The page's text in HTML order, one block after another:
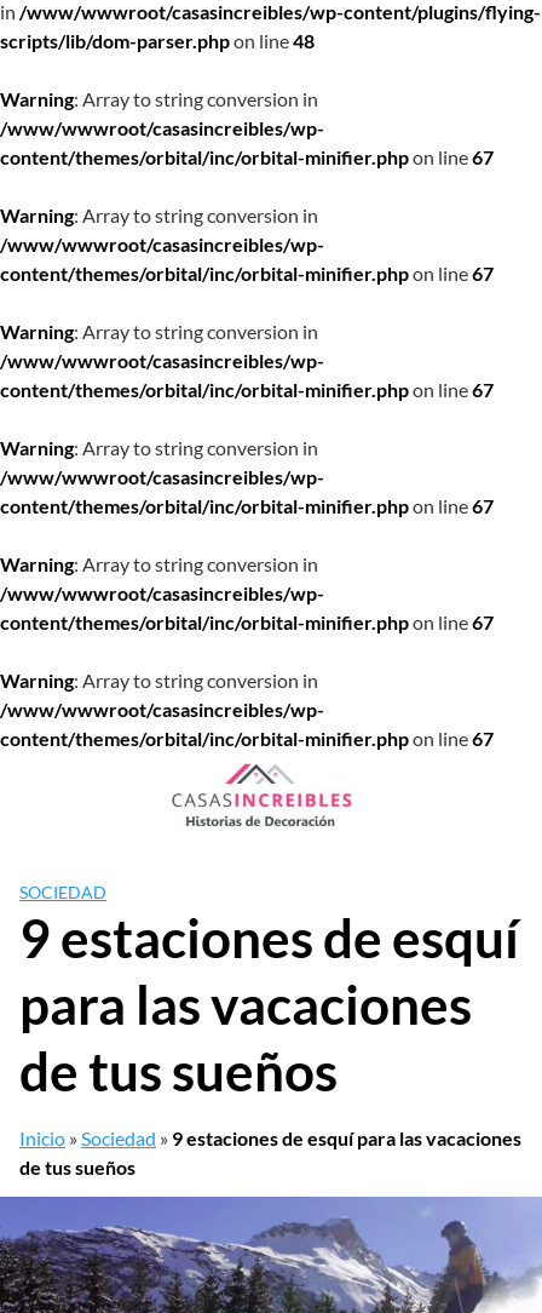
in /www/wwwroot/casasincreibles/wp-content/plugins/flying-
scripts/lib/dom-parser.phpon line48
Warning: Array to string conversion in
/www/wwwroot/casasincreibles/wp-
content/themes/orbital/inc/orbital-minifier.phpon line67
Warning: Array to string conversion in
/www/wwwroot/casasincreibles/wp-
content/themes/orbital/inc/orbital-minifier.phpon line67
Warning: Array to string conversion in
/www/wwwroot/casasincreibles/wp-
content/themes/orbital/inc/orbital-minifier.phpon line67
Warning: Array to string conversion in
/www/wwwroot/casasincreibles/wp-
content/themes/orbital/inc/orbital-minifier.phpon line67
Warning: Array to string conversion in
/www/wwwroot/casasincreibles/wp-
content/themes/orbital/inc/orbital-minifier.phpon line67
Warning: Array to string conversion in
/www/wwwroot/casasincreibles/wp-
content/themes/orbital/inc/orbital-minifier.phpon line67
SOCIEDAD
9 estaciones de esquí
para las vacaciones
de tus sueños
Inicio »Sociedad » 9 estaciones de esquí para las vacaciones
de tus sueños